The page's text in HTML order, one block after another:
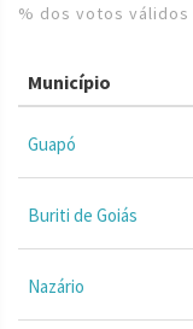
% dos votos
Município
Guapó
Buriti de Goiás
Nazário